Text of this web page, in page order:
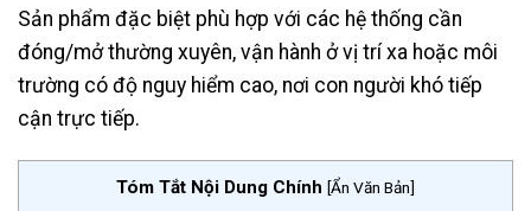
Sản phẩm đặc biệt phù hợp với các hệ thống cần
đóng/mở thường xuyên, vận hành ở vị trí xa hoặc môi
trường có độ nguy hiểm cao, nơi con người khó tiếp
cận trực tiếp.
Tóm Tắt Nội Dung Chính [Ẩn Văn Bản]